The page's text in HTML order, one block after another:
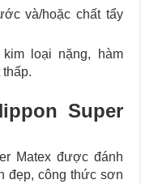
và/hoặc chất tẩy
loại nặng, hàm
Super
Matex được đánh
đẹp, công thức sơn